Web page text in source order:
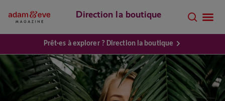
Direction la boutique
Prêt·es à explorer ? Direction la boutique